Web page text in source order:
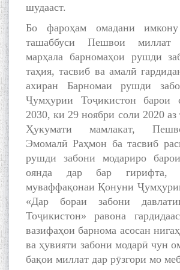
шудааст.
Бо фароҳам омадани
ташаббуси Пешвои миллат
марҳала барномаҳои рушди
таҳия, тасвиб ва амалӣ
ахиран Барномаи рушди
Ҷумҳурии Тоҷикистон барои
2030, ки 29 ноябри соли 2020
Ҳукумати мамлакат,
Эмомалӣ Раҳмон ба тасвиб
рушди забони модариро
оянда дар бар гирифта,
муваффақонаи Қонуни
«Дар бораи забони
Тоҷикистон» равона
вазифаҳои барнома асосан
ва ҳувияти забони модарӣ чун
бақои миллат дар рӯзгори мо